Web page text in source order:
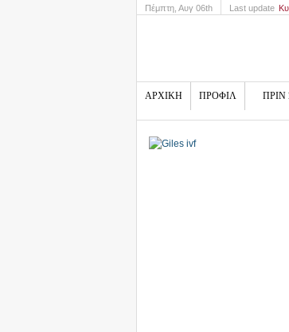
Πέμπτη , Αυγ 06th Last update
ΑΡΧΙΚΗ ΠΡΟΦΙΛ ΠΡΙΝ